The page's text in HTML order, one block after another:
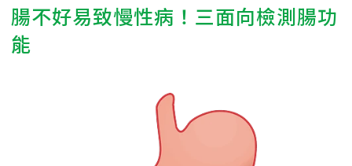
腸不好易致慢性病！三面向檢測腸功
能